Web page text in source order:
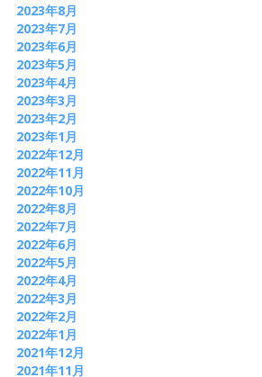
2023年8月
2023年7月
2023年6月
2023年5月
2023年4月
2023年3月
2023年2月
2023年1月
2022年12月
2022年11月
2022年10月
2022年8月
2022年7月
2022年6月
2022年5月
2022年4月
2022年3月
2022年2月
2022年1月
2021年12月
2021年11月